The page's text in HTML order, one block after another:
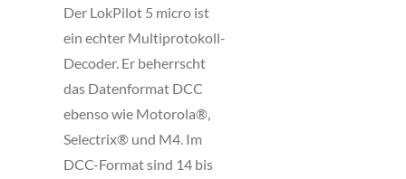
Der LokPilot 5 micro ist
ein echter Multiprotokoll-
Decoder. Er beherrscht
das Datenformat DCC
ebenso wie Motorola®,
Selectrix® und M4. Im
DCC-Format sind 14 bis